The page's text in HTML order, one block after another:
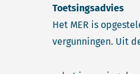
Toetsingsadvies
Het MER is
vergunningen. Uit